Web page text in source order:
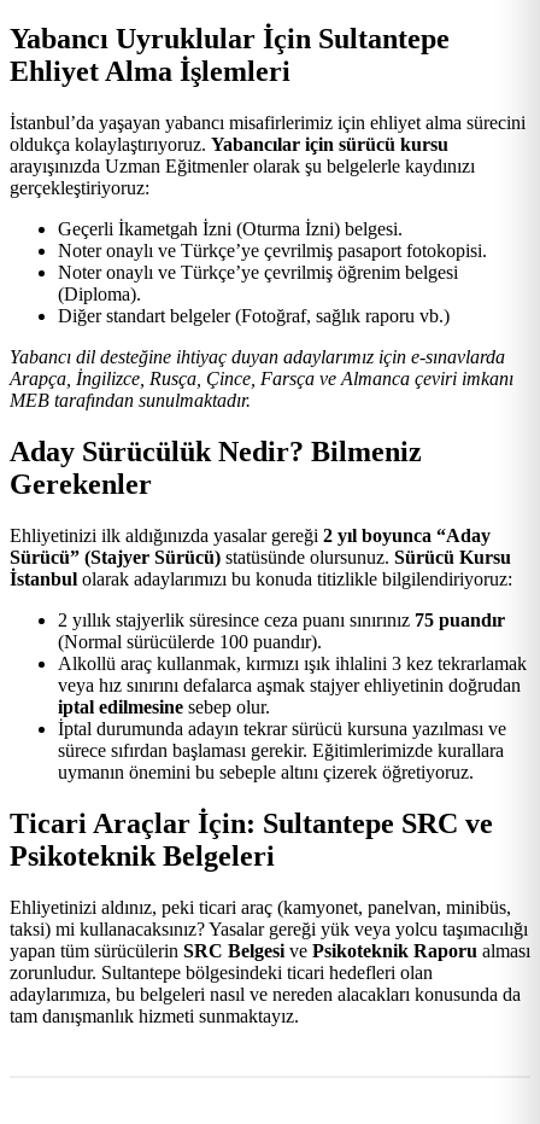
Yabancı Uyruklular İçin Sultantepe
Ehliyet Alma İşlemleri
İstanbul’da yaşayan yabancı misafirlerimiz için ehliyet alma sürecini
oldukça kolaylaştırıyoruz. Yabancılar için sürücü kursu
arayışınızda Uzman Eğitmenler olarak şu belgelerle kaydınızı
gerçekleştiriyoruz:
Geçerli İkametgah İzni (Oturma İzni) belgesi.
Noter onaylı ve Türkçe’ye çevrilmiş pasaport fotokopisi.
Noter onaylı ve Türkçe’ye çevrilmiş öğrenim belgesi
(Diploma).
Diğer standart belgeler (Fotoğraf, sağlık raporu vb.)
Yabancı dil desteğine ihtiyaç duyan adaylarımız için e-sınavlarda
Arapça, İngilizce, Rusça, Çince, Farsça ve Almanca çeviri imkanı
MEB tarafından sunulmaktadır.
Aday Sürücülük Nedir? Bilmeniz
Gerekenler
Ehliyetinizi ilk aldığınızda yasalar gereği 2 yıl boyunca “Aday
Sürücü” (Stajyer Sürücü) statüsünde olursunuz. Sürücü Kursu
İstanbul olarak adaylarımızı bu konuda titizlikle bilgilendiriyoruz:
2 yıllık stajyerlik süresince ceza puanı sınırınız 75 puandır
(Normal sürücülerde 100 puandır).
Alkollü araç kullanmak, kırmızı ışık ihlalini 3 kez tekrarlamak
veya hız sınırını defalarca aşmak stajyer ehliyetinin doğrudan
iptal edilmesine sebep olur.
İptal durumunda adayın tekrar sürücü kursuna yazılması ve
sürece sıfırdan başlaması gerekir. Eğitimlerimizde kurallara
uymanın önemini bu sebeple altını çizerek öğretiyoruz.
Ticari Araçlar İçin: Sultantepe SRC ve
Psikoteknik Belgeleri
Ehliyetinizi aldınız, peki ticari araç (kamyonet, panelvan, minibüs,
taksi) mi kullanacaksınız? Yasalar gereği yük veya yolcu taşımacılığı
yapan tüm sürücülerin SRC Belgesi ve Psikoteknik Raporu alması
zorunludur. Sultantepe bölgesindeki ticari hedefleri olan
adaylarımıza, bu belgeleri nasıl ve nereden alacakları konusunda da
tam danışmanlık hizmeti sunmaktayız.